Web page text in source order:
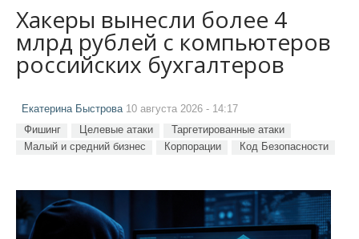
Хакеры вынесли более 4
млрд рублей с компьютеров
российских бухгалтеров
Екатерина Быстрова 10 августа 2026 - 14:17
Фишинг Целевые атаки
Таргетированные атаки
Малый и средний бизнес
Корпорации Код Безопасности